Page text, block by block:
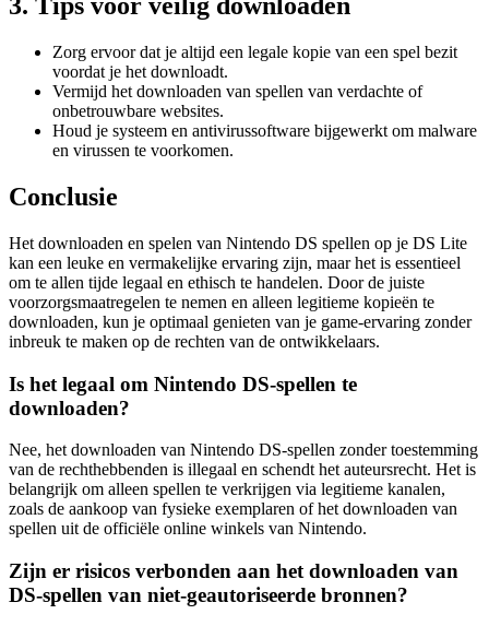
Zorg ervoor dat je altijd een legale kopie van een spel bezit
voordat je het downloadt.
Vermijd het downloaden van spellen van verdachte of
onbetrouwbare websites.
Houd je systeem en antivirussoftware bijgewerkt om malware
en virussen te voorkomen.
Conclusie
Het downloaden en spelen van Nintendo DS spellen op je DS Lite
kan een leuke en vermakelijke ervaring zijn, maar het is essentieel
om te allen tijde legaal en ethisch te handelen. Door de juiste
voorzorgsmaatregelen te nemen en alleen legitieme kopieën te
downloaden, kun je optimaal genieten van je game-ervaring zonder
inbreuk te maken op de rechten van de ontwikkelaars.
Is het legaal om Nintendo DS-spellen te
downloaden?
Nee, het downloaden van Nintendo DS-spellen zonder toestemming
van de rechthebbenden is illegaal en schendt het auteursrecht. Het is
belangrijk om alleen spellen te verkrijgen via legitieme kanalen,
zoals de aankoop van fysieke exemplaren of het downloaden van
spellen uit de officiële online winkels van Nintendo.
Zijn er risicos verbonden aan het downloaden van
DS-spellen van niet-geautoriseerde bronnen?